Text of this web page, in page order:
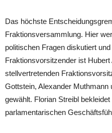
Das höchste
Fraktionsversammlung. Hier
politischen Fragen diskutiert
Fraktionsvorsitzender ist Hubert
stellvertretenden
Gottstein, Alexander Muthmann
gewählt. Florian Streibl
parlamentarischen